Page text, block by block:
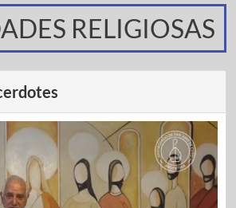
RELIGIOSAS